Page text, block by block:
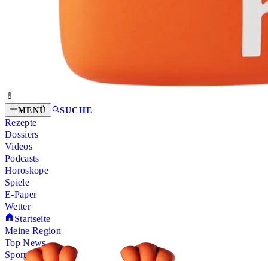
MENÜ SUCHE
Rezepte
Dossiers
Videos
Podcasts
Horoskope
Spiele
E-Paper
Wetter
Startseite
Meine Region
Top News
Sport